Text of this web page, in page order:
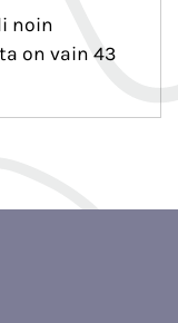
noin
on vain 43